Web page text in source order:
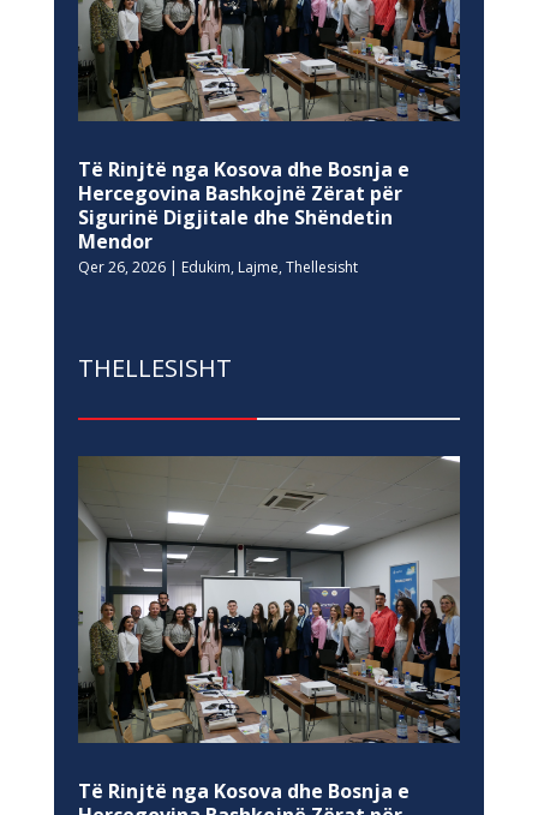
Të Rinjtë nga Kosova dhe Bosnja e
Hercegovina Bashkojnë Zërat për
Sigurinë Digjitale dhe Shëndetin
Mendor
Qer 26, 2026| Edukim, Lajme, Thellesisht
THELLESISHT
Të Rinjtë nga Kosova dhe Bosnja e